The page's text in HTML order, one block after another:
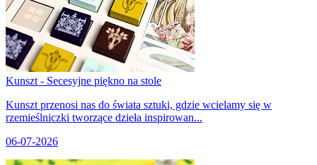
Kunszt - Secesyjne piękno na stole
Kunszt przenosi nas do świata sztuki, gdzie wcielamy się w
rzemieślniczki tworzące dzieła inspirowan...
06-07-2026